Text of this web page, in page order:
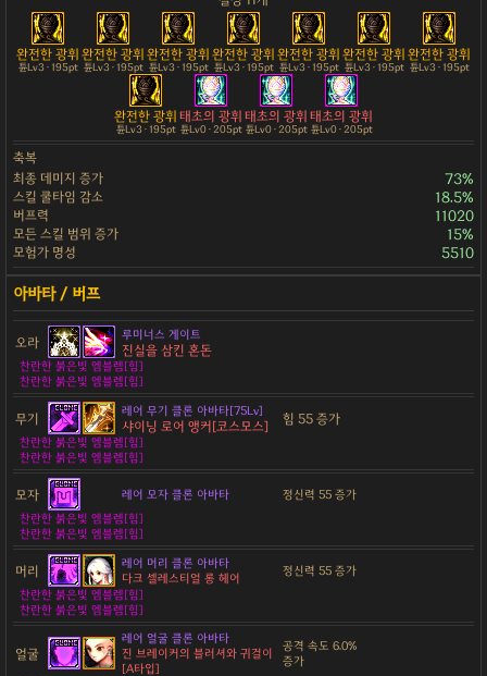
완전한 광휘
튠Lv3 · 195pt
완전한 광휘
튠Lv3 · 195pt
완전한 광휘
튠Lv3 · 195pt
완전한 광휘
튠Lv3 · 195pt
완전한 광휘
튠Lv3 · 195pt
완전한 광휘
튠Lv3 · 195pt
완전한 광휘
튠Lv3 · 195pt
완전한 광휘
튠Lv3 · 195pt
태초의 광휘
튠Lv0 · 205pt
태초의 광휘
튠Lv0 · 205pt
태초의 광휘
튠Lv0 · 205pt
축복
최종 데미지 증가
73%
스킬 쿨타임 감소 18.5%
버프력 11020
모든 스킬 범위 증가 15%
모험가 명성 5510
오라 루미너스 게이트
진실을 삼킨 혼돈
찬란한 붉은빛 엠블렘[힘]
찬란한 붉은빛 엠블렘[힘]
무기 레어 무기 클론 아바타[75Lv]
샤이닝 로어 앵커[코스모스] 힘 55 증가
찬란한 붉은빛 엠블렘[힘]
찬란한 붉은빛 엠블렘[힘]
모자 레어 모자 클론 아바타
정신력 55 증가
찬란한 붉은빛 엠블렘[힘]
찬란한 붉은빛 엠블렘[힘]
머리
레어 머리 클론 아바타
다크 셀레스티얼 롱 헤어
정신력 55 증가
찬란한 붉은빛 엠블렘[힘]
찬란한 붉은빛 엠블렘[힘]
얼굴
레어 얼굴 클론 아바타
진 브레이커의 블러셔와 귀걸이
[A타입]
공격 속도 6.0%
증가